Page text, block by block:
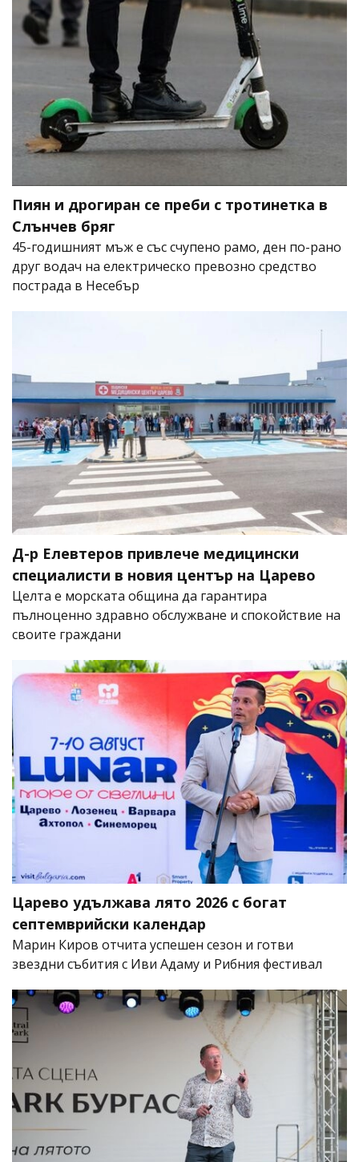
Пиян и дрогиран се преби с тротинетка в
Слънчев бряг
45-годишният мъж е със счупено рамо, ден по-рано
друг водач на електрическо превозно средство
пострада в Несебър
Д-р Елевтеров привлече медицински
специалисти в новия център на Царево
Целта е морската община да гарантира
пълноценно здравно обслужване и спокойствие на
своите граждани
Царево удължава лято 2026 с богат
септемврийски календар
Марин Киров отчита успешен сезон и готви
звездни събития с Иви Адаму и Рибния фестивал